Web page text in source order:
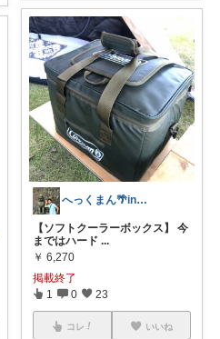
へっくまん🌴in&out door🌿
【ソフトクーラーボックス】 今
まではハード ...
￥ 6,270
掲載終了
1 0 23
コレ いいね